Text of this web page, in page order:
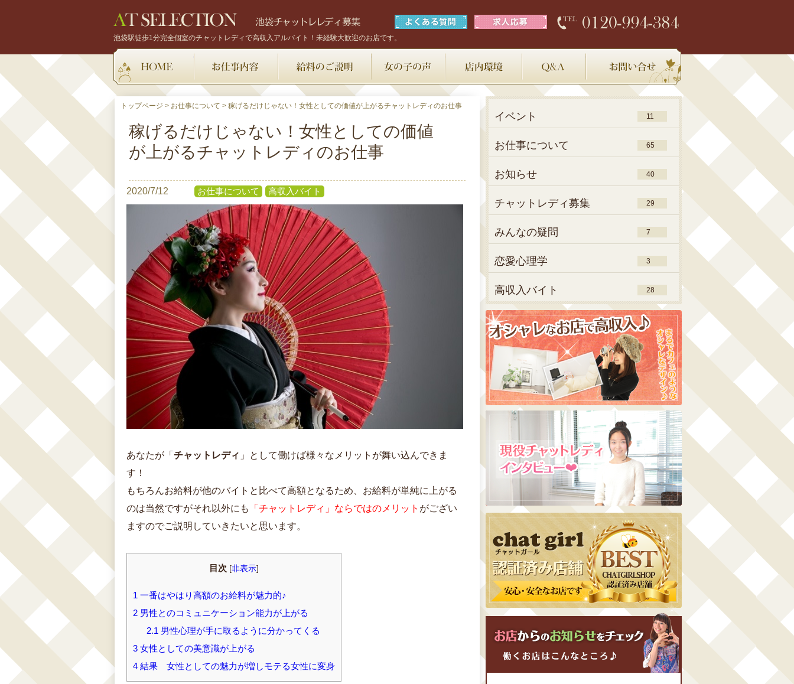
池袋駅徒歩1分完全個室のチャットレディで高収入アルバイト！未経験大歓迎のお店です。
HOME お仕事内容 給料のご説明 女の子の声 店内環境 Q＆A お問い合わせ
トップページ > お仕事について > 稼げるだけじゃない！女性としての価値が上がるチャットレディのお仕事
稼げるだけじゃない！女性としての価値
が上がるチャットレディのお仕事
2020/7/12 お仕事について 高収入バイト
あなたが「 チャットレディ 」として働けば様々なメリットが舞い込んできま
す！
もちろんお給料が他のバイトと比べて高額となるため、お給料が単純に上がる
のは当然ですがそれ以外にも
「チャットレディ」ならではのメリット がござい
ますのでご説明していきたいと思います。
目次 [非表示]
1 一番はやはり高額のお給料が魅力的♪
2 男性とのコミュニケーション能力が上がる
2.1 男性心理が手に取るように分かってくる
3 女性としての美意識が上がる
4 結果 女性としての魅力が増しモテる女性に変身
イベント 11
お仕事について 65
お知らせ 40
チャットレディ募集 29
みんなの疑問 7
恋愛心理学 3
高収入バイト 28